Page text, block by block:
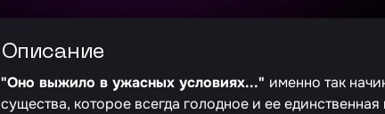
Описание
"Оно выжило в ужасных условиях..." именно так
существа, которое всегда голодное и ее единственная